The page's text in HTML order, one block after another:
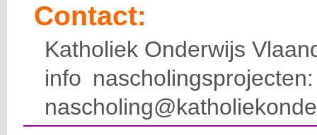
Contact:
Katholiek Onderwijs
info